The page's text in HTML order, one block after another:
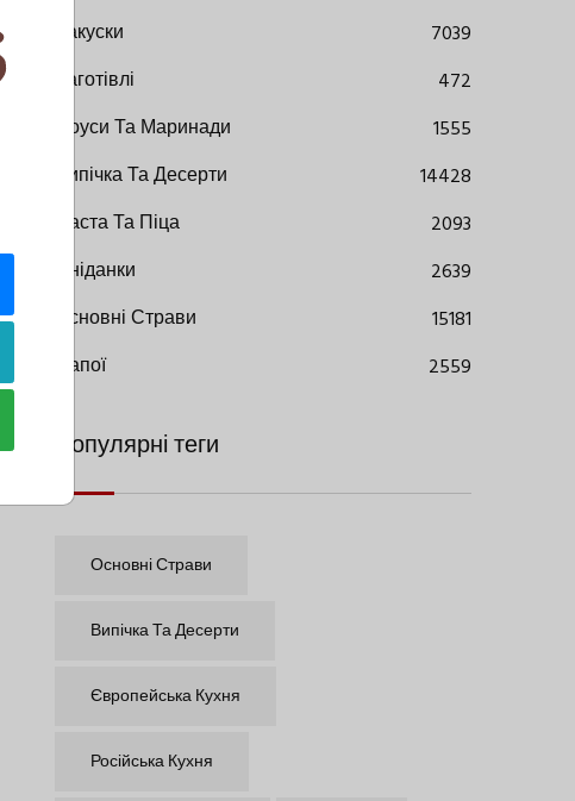
Закуски
7039
Заготівлі
472
Соуси Та Маринади
1555
Випічка Та Десерти
14428
Паста Та Піца
2093
Сніданки
2639
Основні Страви
15181
Напої
2559
Популярні теги
Основні Страви
Випічка Та Десерти
Європейська Кухня
Російська Кухня